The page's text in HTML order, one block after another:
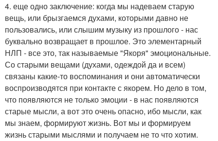
4. еще одно заключение: когда мы надеваем старую
вещь, или брызгаемся духами, которыми давно не
пользовались, или слышим музыку из прошлого - нас
буквально возвращает в прошлое. Это элементарный
НЛП - все это, так называемые "Якоря" эмоциональные.
Со старыми вещами (духами, одеждой да и всем)
связаны какие-то воспоминания и они автоматически
воспроизводятся при контакте с якорем. Но дело в том,
что появляются не только эмоции - в нас появляются
старые мысли, а вот это очень опасно, ибо мысли, как
мы знаем, формируют жизнь. Вот мы и формируем
жизнь старыми мыслями и получаем не то что хотим.